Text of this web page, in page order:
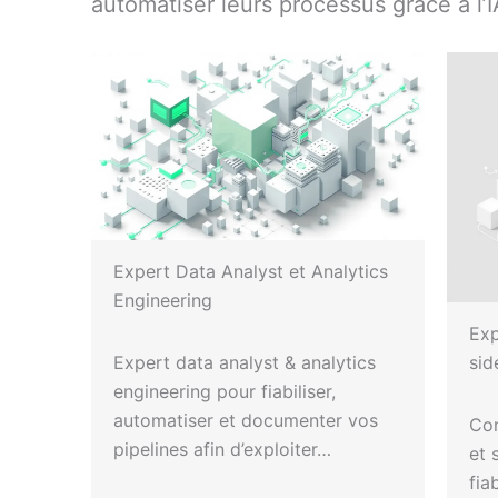
Expert Data Analyst et Analytics
Engineering
Expert data analyst & analytics
engineering pour fiabiliser,
automatiser et documenter vos
pipelines afin d’exploiter…
et